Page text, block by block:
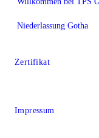
Niederlassung Gotha
Zertifikat
Impressum